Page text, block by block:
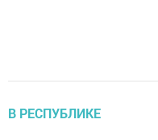
В РЕСПУБЛИКЕ